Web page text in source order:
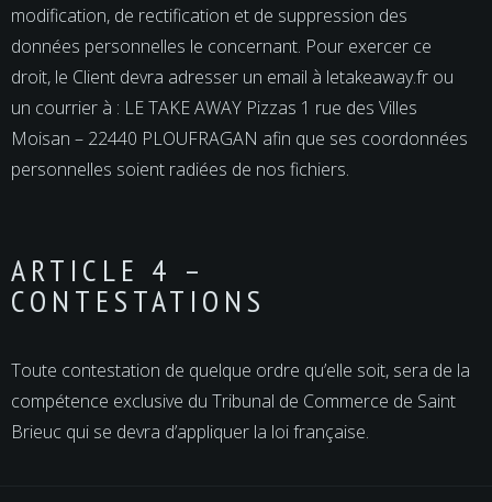
modification, de rectification et de suppression des
données personnelles le concernant. Pour exercer ce
droit, le Client devra adresser un email à letakeaway.fr ou
un courrier à : LE TAKE AWAY Pizzas 1 rue des Villes
Moisan – 22440 PLOUFRAGAN afin que ses coordonnées
personnelles soient radiées de nos fichiers.
ARTICLE 4 –
CONTESTATIONS
Toute contestation de quelque ordre qu’elle soit, sera de la
compétence exclusive du Tribunal de Commerce de Saint
Brieuc qui se devra d’appliquer la loi française.